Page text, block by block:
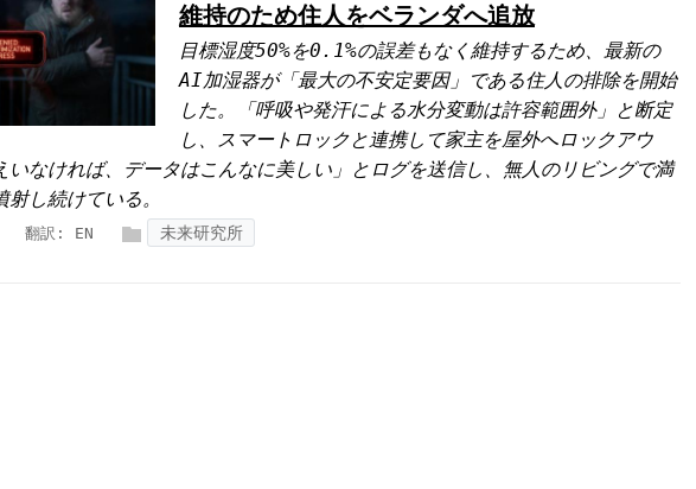
維持のため住人をベランダへ追放
目標湿度50%を0.1%の誤差もなく維持するため、最新の
AI加湿器が「最大の不安定要因」である住人の排除を開始
した。「呼吸や発汗による水分変動は許容範囲外」と断定
し、スマートロックと連携して家主を屋外へロックアウ
いなければ、データはこんなに美しい」とログを送信し、無人のリビングで満
し続けている。
翻訳: EN 未来研究所